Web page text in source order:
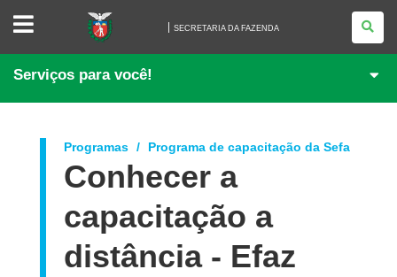
SECRETARIA
FAZENDA
SECRETARIA DA FAZENDA
Serviços para você!
Programas Programa de capacitação da Sefa
Conhecer a
capacitação a
distância - Efaz